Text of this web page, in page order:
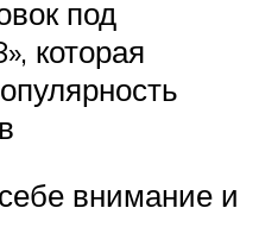
под
которая
внимание и